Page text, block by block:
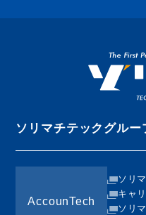
ソリマチテックグルー
AccounTech
ソリ
キャ
ソリ